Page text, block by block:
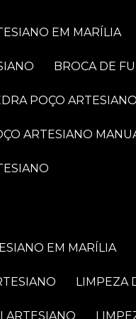
EM MARÍLIA
BROCA DE
POÇO ARTESIANO
ARTESIANO
EM MARÍLIA
LIMPEZA
ARTESIANO